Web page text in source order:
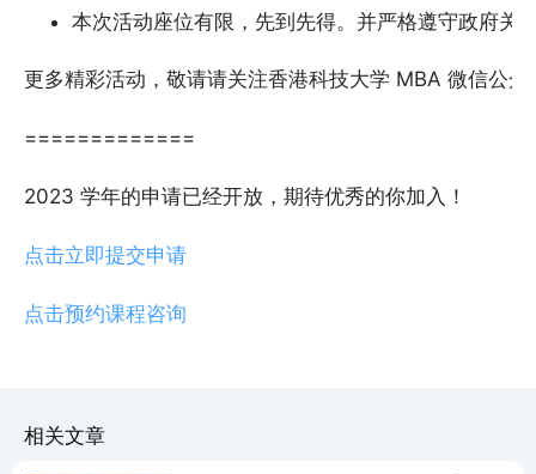
本次活动座位有限，先到先得。并严格遵守政府关
更多精彩活动，敬请请关注香港科技大学 MBA 微信公
=============
2023 学年的申请已经开放，期待优秀的你加入！
点击立即提交申请
点击预约课程咨询
相关文章